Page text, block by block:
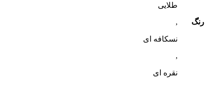
رنگ
طلایی
,
نسکافه ای
,
نقره ای